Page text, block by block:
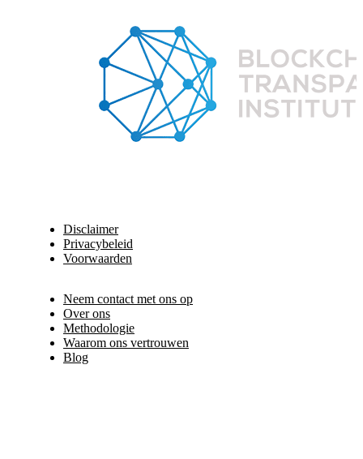
Disclaimer
Privacybeleid
Voorwaarden
Neem contact met ons op
Over ons
Methodologie
Waarom ons vertrouwen
Blog